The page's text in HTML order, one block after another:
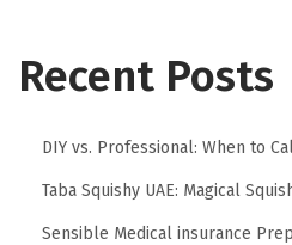
Recent Posts
DIY vs. Professional: When to
Taba Squishy UAE: Magical
Sensible Medical insurance